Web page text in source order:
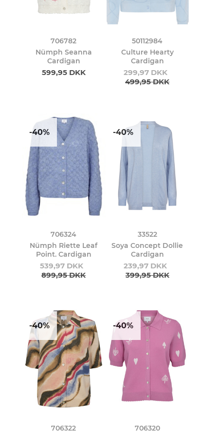
706782
Nümph Seanna
Cardigan
599,95 DKK
50112984
Culture Hearty
Cardigan
299,97 DKK
499,95 DKK
-40%
706324
Nümph Riette Leaf
Point. Cardigan
539,97 DKK
899,95 DKK
-40%
33522
Soya Concept Dollie
Cardigan
239,97 DKK
399,95 DKK
-40%
706322
-40%
706320